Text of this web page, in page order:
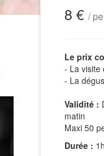
8 € /
Le prix
- La visite
- La
Validité :
matin
Maxi 50
Durée : 1h